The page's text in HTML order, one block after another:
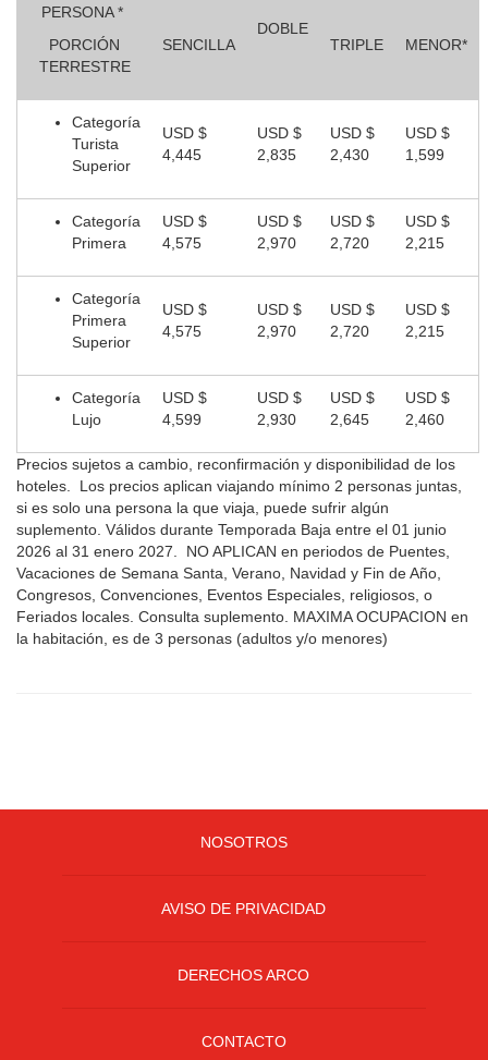
PERSONA *
PORCIÓN
TERRESTRE
SENCILLA
DOBLE
TRIPLE
MENOR*
Categoría
Turista
Superior
USD $
4,445
USD $
2,835
USD $
2,430
USD $
1,599
Categoría
Primera
USD $
4,575
USD $
2,970
USD $
2,720
USD $
2,215
Categoría
Primera
Superior
USD $
4,575
USD $
2,970
USD $
2,720
USD $
2,215
Categoría
Lujo
USD $
4,599
USD $
2,930
USD $
2,645
USD $
2,460
Precios sujetos a cambio, reconfirmación y disponibilidad de los
hoteles. Los precios aplican viajando mínimo 2 personas juntas,
si es solo una persona la que viaja, puede sufrir algún
suplemento. Válidos durante Temporada Baja entre el 01 junio
2026 al 31 enero 2027. NO APLICAN en periodos de Puentes,
Vacaciones de Semana Santa, Verano, Navidad y Fin de Año,
Congresos, Convenciones, Eventos Especiales, religiosos, o
Feriados locales. Consulta suplemento. MAXIMA OCUPACION en
la habitación, es de 3 personas (adultos y/o menores)
NOSOTROS
AVISO DE PRIVACIDAD
DERECHOS ARCO
CONTACTO